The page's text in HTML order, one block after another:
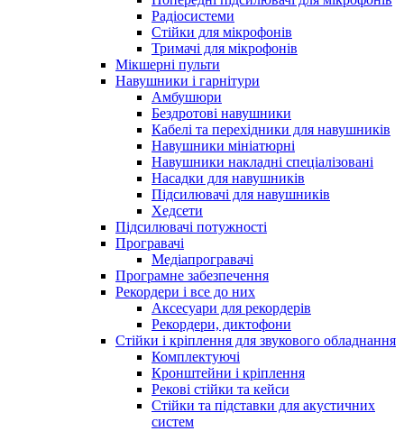
Радіосистеми
Стійки для мікрофонів
Тримачі для мікрофонів
Мікшерні пульти
Навушники і гарнітури
Амбушюри
Бездротові навушники
Кабелі та перехідники для навушників
Навушники мініатюрні
Навушники накладні спеціалізовані
Насадки для навушників
Підсилювачі для навушників
Хедсети
Підсилювачі потужності
Програвачі
Медіапрогравачі
Програмне забезпечення
Рекордери і все до них
Аксесуари для рекордерів
Рекордери, диктофони
Стійки і кріплення для звукового обладнання
Комплектуючі
Кронштейни і кріплення
Рекові стійки та кейси
Стійки та підставки для акустичних
систем